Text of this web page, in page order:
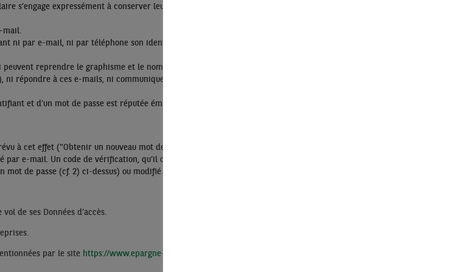
s’engage expressément à conserver leur confidentialité et à supporter toutes les conséquences pouvant
mail.
ni par e-mail, ni par téléphone son identifiant (sauf lorsque c’est le Correspondant qui appelle) ou son mot
reprendre le graphisme et le nom du Site et lui demander ses Données d’accès ("Phishing").
à ces e-mails, ni communiquer ses Données d’accès… même s’il est sollicité par un organisme
et d’un mot de passe est réputée émaner, quelle qu’en soit l’origine, du titulaire auquel ils ont été
à cet effet ("Obtenir un nouveau mot de passe"). Dans ce cas, après avoir renseigné son adresse e-mail,
e-mail. Un code de vérification, qu’il devra renseigner pour valider son nouveau de mot de passe, lui
de passe (cf. 2) ci-dessus) ou modifié ultérieurement sur le Site.
de ses Données d’accès.
par le site https://www.epargne-retraite-